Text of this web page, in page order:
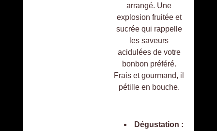
arrangé. Une
explosion fruitée et
sucrée qui rappelle
les saveurs
acidulées de votre
bonbon préféré.
Frais et gourmand, il
pétille en bouche.
Dégustation :